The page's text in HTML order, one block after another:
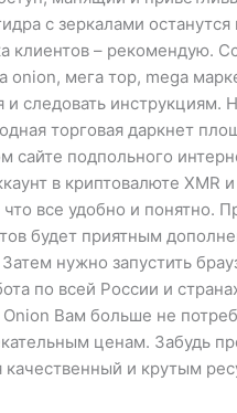
с зеркалами
клиентов – рекомендую.
мега тор, mega
следовать инструкциям.
торговая даркнет
сайте подпольного
в криптовалюте XMR
все удобно и понятно.
будет приятным
нужно запустить
по всей России и
Вам больше не
ценам. Забудь
и крутым